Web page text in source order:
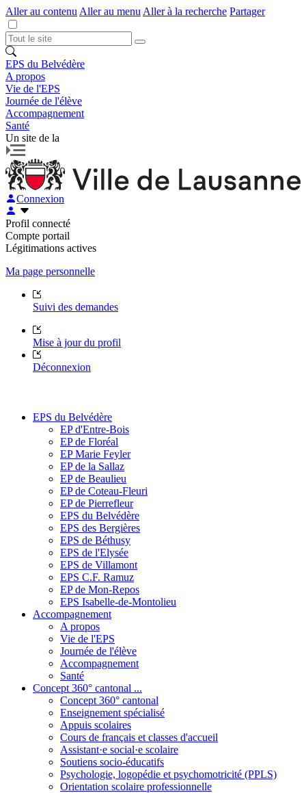
Aller au contenu Aller au menu Aller à la recherche Partager
EPS du Belvédère
A propos
Vie de l'EPS
Journée de l'élève
Accompagnement
Santé
Un site de la
Connexion
Profil connecté
Compte portail
Légitimations actives
Ma page personnelle
Suivi des demandes
Mise à jour du profil
Déconnexion
EPS du Belvédère
EP d'Entre-Bois
EP de Floréal
EP Marie Feyler
EP de la Sallaz
EP de Beaulieu
EP de Coteau-Fleuri
EP de Pierrefleur
EPS du Belvédère
EPS des Bergières
EPS de Béthusy
EPS de l'Elysée
EPS de Villamont
EPS C.F. Ramuz
EP de Mon-Repos
EPS Isabelle-de-Montolieu
Accompagnement
A propos
Vie de l'EPS
Journée de l'élève
Accompagnement
Santé
Concept 360° cantonal ...
Concept 360° cantonal
Enseignement spécialisé
Appuis scolaires
Cours de français et classes d'accueil
Assistant·e social·e scolaire
Soutiens socio-éducatifs
Psychologie, logopédie et psychomotricité (PPLS)
Orientation scolaire professionnelle